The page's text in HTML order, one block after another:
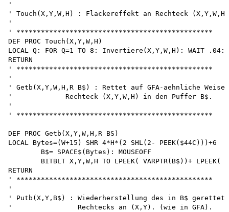
'
' Touch(X,Y,W,H) : Flackereffekt an Rechteck (X,Y,W,H)
'
' ************************************************
DEF PROC Touch(X,Y,W,H)
LOCAL Q: FOR Q=1 TO 8: Invertiere(X,Y,W,H): WAIT .04:
RETURN
' ************************************************
'
' Getb(X,Y,W,H,R B$) : Rettet auf GFA-aehnliche Weise
'             Rechteck (X,Y,W,H) in den Puffer B$.
'
' ************************************************
DEF PROC Getb(X,Y,W,H,R BS)
LOCAL Bytes=(W+15) SHR 4*H*(2 SHL(2- PEEK($44C)))+6
RETURN
' ************************************************
'
' Putb(X,Y,B$) : Wiederherstellung des in B$
'                Rechtecks an (X,Y). (wie in GFA).